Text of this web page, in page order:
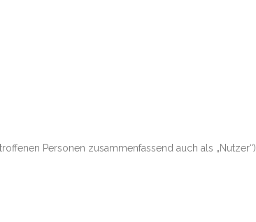
Personen zusammenfassend auch als „Nutzer“).